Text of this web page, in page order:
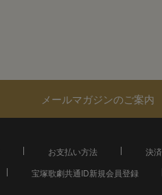
メールマガジンのご案内
お支払い方法 決
宝塚歌劇共通ID新規会員登録